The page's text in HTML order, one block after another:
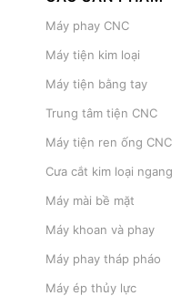
Máy phay CNC
Máy tiện kim loại
Máy tiện bằng tay
Trung tâm tiện CNC
Máy tiện ren ống CNC
Cưa cắt kim loại ngang
Máy mài bề mặt
Máy khoan và phay
Máy phay tháp pháo
Máy ép thủy lực